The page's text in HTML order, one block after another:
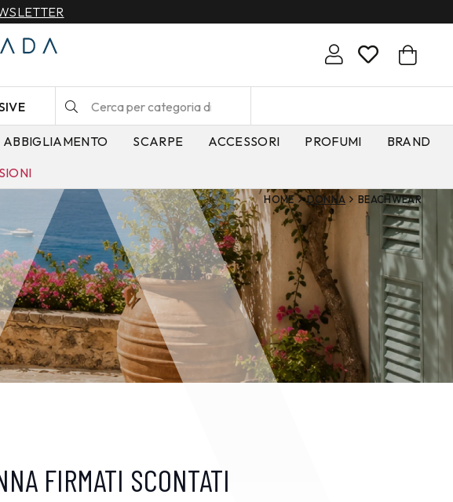
A 79€
ABBIGLIAMENTO SCARPE ACCESSORI PROFUMI
BRAND
HOME DONNA BEACHWEAR
FIRMATI SCONTATI